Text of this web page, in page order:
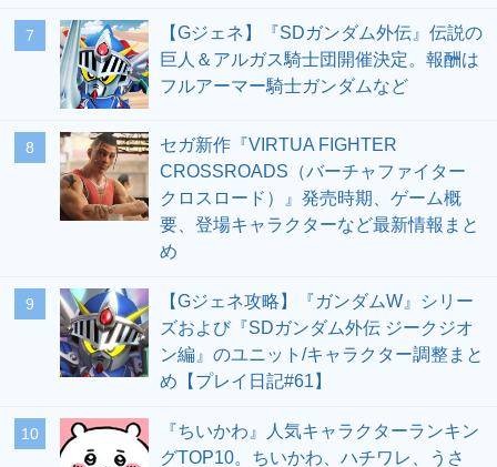
7
【Gジェネ】『SDガンダム外伝』伝説の
巨人＆アルガス騎士団開催決定。報酬は
フルアーマー騎士ガンダムなど
8
セガ新作『VIRTUA FIGHTER
CROSSROADS（バーチャファイター
クロスロード）』発売時期、ゲーム概
要、登場キャラクターなど最新情報まと
め
9
【Gジェネ攻略】『ガンダムW』シリー
ズおよび『SDガンダム外伝 ジークジオ
ン編』のユニット/キャラクター調整まと
め【プレイ日記#61】
10
『ちいかわ』人気キャラクターランキン
グTOP10。ちいかわ、ハチワレ、うさ